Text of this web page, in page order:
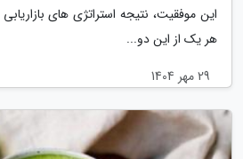
این موفقیت، نتیجه استراتژی های
هر یک از این دو...
29 مهر 1404